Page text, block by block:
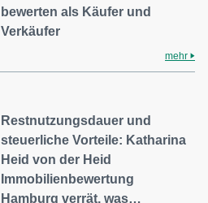
bewerten als Käufer und
Verkäufer
mehr
Restnutzungsdauer und
steuerliche Vorteile: Katharina
Heid von der Heid
Immobilienbewertung
Hamburg verrät, was…